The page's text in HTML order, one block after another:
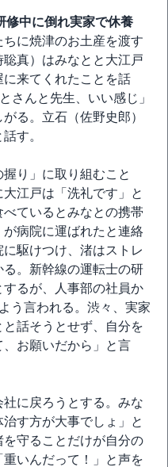
修中に倒れ実家で休養
に焼津のお土産を渡す
真）はみなとと大江戸
に来てくれたことを話
さんと先生、いい感じ」
る。立石（佐野史郎）
す。
り」に取り組むこと
江戸は「洗礼です」と
ているとみなとの携帯
病院に運ばれたと連絡
駆けつけ、渚はストレ
。新幹線の運転士の研
るが、人事部の社員か
う言われる。渋々、実家
話そうとせず、自分を
お願いだから」と言
社に戻ろうとする。みな
す方が大事でしょ」と
守ることだけが自分の
いんだって！」と声を